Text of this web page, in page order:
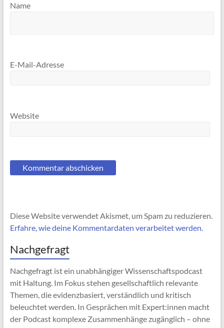
Name
E-Mail-Adresse
Website
Diese Website verwendet Akismet, um Spam zu reduzieren.
Erfahre, wie deine Kommentardaten verarbeitet werden.
Nachgefragt
Nachgefragt ist ein unabhängiger Wissenschaftspodcast
mit Haltung. Im Fokus stehen gesellschaftlich relevante
Themen, die evidenzbasiert, verständlich und kritisch
beleuchtet werden. In Gesprächen mit Expert:innen macht
der Podcast komplexe Zusammenhänge zugänglich – ohne